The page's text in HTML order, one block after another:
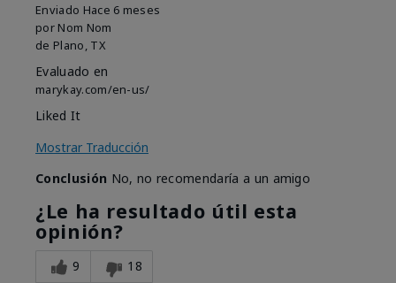
Enviado Hace 6 meses
por Nom Nom
de Plano, TX
Evaluado en
marykay.com/en-us/
Liked It
Mostrar Traducción
Conclusión No, no recomendaría a un amigo
¿Le ha resultado útil esta
opinión?
9 18